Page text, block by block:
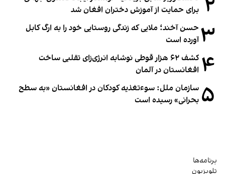
برای حمایت از آموزش دختران افغان شد
۳ حسن آخند؛ ملایی که زندگی روستایی خود را به ارگ کابل
آورده است
۴
کشف ۶۲ هزار قوطی نوشابه انرژی‌زای تقلبی ساخت
افغانستان در آلمان
۵ سازمان ملل: سوء‌تغذیه کودکان در افغانستان «به سطح
بحرانی» رسیده است
برنامه‌ها
تلویزیون